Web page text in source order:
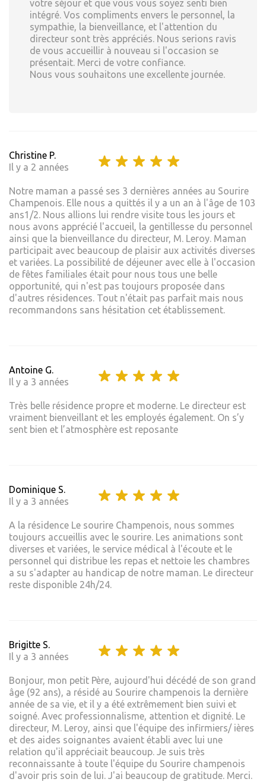
votre séjour et que vous vous soyez senti bien
intégré. Vos compliments envers le personnel, la
sympathie, la bienveillance, et l'attention du
directeur sont très appréciés. Nous serions ravis
de vous accueillir à nouveau si l'occasion se
présentait. Merci de votre confiance.
Nous vous souhaitons une excellente journée.
Christine P.
Il y a 2 années
Notre maman a passé ses 3 dernières années au Sourire
Champenois. Elle nous a quittés il y a un an à l'âge de 103
ans1/2. Nous allions lui rendre visite tous les jours et
nous avons apprécié l'accueil, la gentillesse du personnel
ainsi que la bienveillance du directeur, M. Leroy. Maman
participait avec beaucoup de plaisir aux activités diverses
et variées. La possibilité de déjeuner avec elle à l'occasion
de fêtes familiales était pour nous tous une belle
opportunité, qui n'est pas toujours proposée dans
d'autres résidences. Tout n'était pas parfait mais nous
recommandons sans hésitation cet établissement.
Antoine G.
Il y a 3 années
Très belle résidence propre et moderne. Le directeur est
vraiment bienveillant et les employés également. On s’y
sent bien et l’atmosphère est reposante
Dominique S.
Il y a 3 années
A la résidence Le sourire Champenois, nous sommes
toujours accueillis avec le sourire. Les animations sont
diverses et variées, le service médical à l'écoute et le
personnel qui distribue les repas et nettoie les chambres
a su s'adapter au handicap de notre maman. Le directeur
reste disponible 24h/24.
Brigitte S.
Il y a 3 années
Bonjour, mon petit Père, aujourd'hui décédé de son grand
âge (92 ans), a résidé au Sourire champenois la dernière
année de sa vie, et il y a été extrêmement bien suivi et
soigné. Avec professionnalisme, attention et dignité. Le
directeur, M. Leroy, ainsi que l'équipe des infirmiers/ ières
et des aides soignantes avaient établi avec lui une
relation qu'il appréciait beaucoup. Je suis très
reconnaissante à toute l'équipe du Sourire champenois
d'avoir pris soin de lui. J'ai beaucoup de gratitude. Merci.